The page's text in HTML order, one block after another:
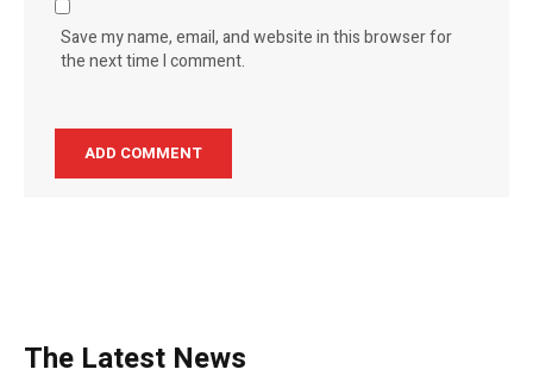
Save my name, email, and website in this browser for
the next time I comment.
The Latest News